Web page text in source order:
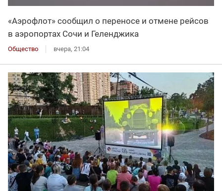
«Аэрофлот» сообщил о переносе и отмене рейсов
в аэропортах Сочи и Геленджика
Общество вчера, 21:04